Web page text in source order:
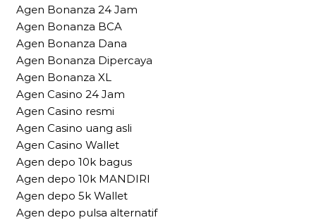
Agen Bonanza 24 Jam
Agen Bonanza BCA
Agen Bonanza Dana
Agen Bonanza Dipercaya
Agen Bonanza XL
Agen Casino 24 Jam
Agen Casino resmi
Agen Casino uang asli
Agen Casino Wallet
Agen depo 10k bagus
Agen depo 10k MANDIRI
Agen depo 5k Wallet
Agen depo pulsa alternatif